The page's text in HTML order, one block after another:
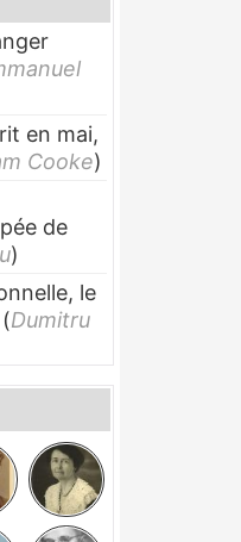
en mai,
Cooke)
de
)
le
(Dumitru